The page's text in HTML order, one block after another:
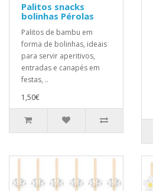
Palitos snacks
bolinhas Pérolas
Palitos de bambu em
forma de bolinhas, ideais
para servir aperitivos,
entradas e canapés em
festas, ..
1,50€